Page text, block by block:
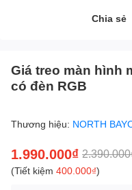
Chia sẻ
Giá treo màn hình
có đèn RGB
Thương hiệu: NORTH
1.990.000₫
(Tiết kiệm 400.000₫)